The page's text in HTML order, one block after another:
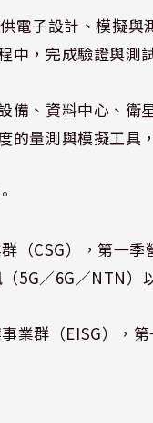
電子設計、模擬
中，完成驗證與測
備、資料中心、
的量測與模擬工具
（CSG），第一
5G／6G／NTN）
業群（EISG），